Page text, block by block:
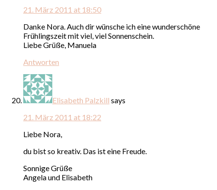
21. März 2011 at 18:50
Danke Nora. Auch dir wünsche ich eine wunderschöne
Frühlingszeit mit viel, viel Sonnenschein.
Liebe Grüße, Manuela
Antworten
Elisabeth Palzkill says
21. März 2011 at 18:22
Liebe Nora,
du bist so kreativ. Das ist eine Freude.
Sonnige Grüße
Angela und Elisabeth